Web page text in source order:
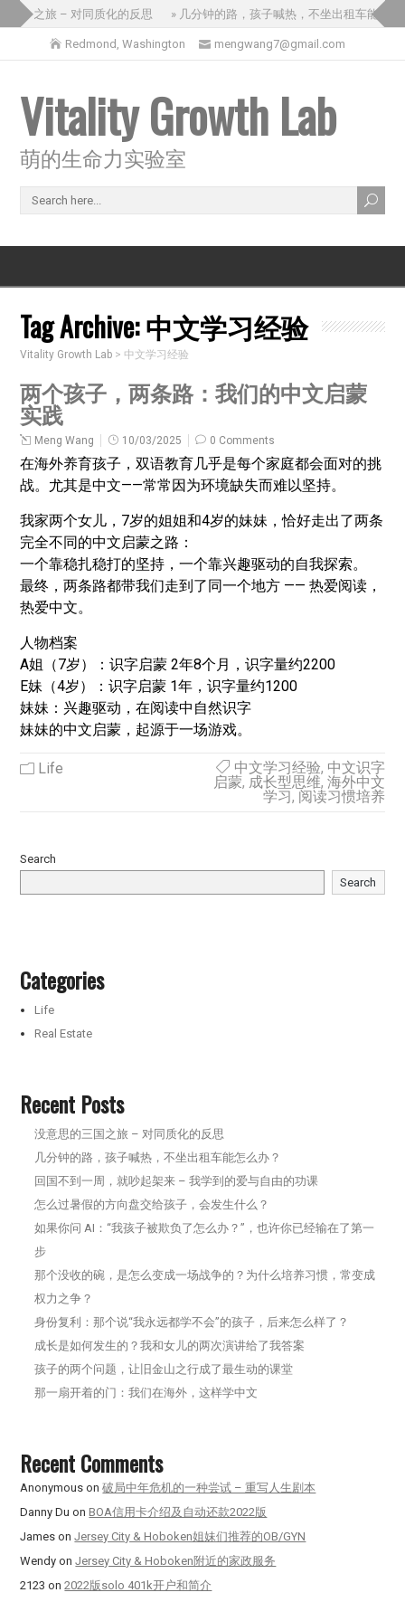
三国之旅 – 对同质化的反思 » 几分钟的路，孩子喊热，不坐出租车能怎么
Redmond, Washington mengwang7@gmail.com
Vitality Growth Lab
萌的生命力实验室
Tag Archive:中文学习经验
Vitality Growth Lab > 中文学习经验
两个孩子，两条路：我们的中文启蒙
实践
Meng Wang 10/03/2025 0 Comments
在海外养育孩子，双语教育几乎是每个家庭都会面对的挑
战。尤其是中文——常常因为环境缺失而难以坚持。
我家两个女儿，7岁的姐姐和4岁的妹妹，恰好走出了两条
完全不同的中文启蒙之路：
一个靠稳扎稳打的坚持，一个靠兴趣驱动的自我探索。
最终，两条路都带我们走到了同一个地方 —— 热爱阅读，
热爱中文。
人物档案
A姐（7岁）：识字启蒙 2年8个月，识字量约2200
E妹（4岁）：识字启蒙 1年，识字量约1200
妹妹：兴趣驱动，在阅读中自然识字
妹妹的中文启蒙，起源于一场游戏。
Life 中文学习经验, 中文识字
启蒙, 成长型思维, 海外中文
学习, 阅读习惯培养
Search
Search
Categories
Life
Real Estate
Recent Posts
没意思的三国之旅 – 对同质化的反思
几分钟的路，孩子喊热，不坐出租车能怎么办？
回国不到一周，就吵起架来 – 我学到的爱与自由的功课
怎么过暑假的方向盘交给孩子，会发生什么？
如果你问 AI：“我孩子被欺负了怎么办？”，也许你已经输在了第一
步
那个没收的碗，是怎么变成一场战争的？为什么培养习惯，常变成
权力之争？
身份复利：那个说“我永远都学不会”的孩子，后来怎么样了？
成长是如何发生的？我和女儿的两次演讲给了我答案
孩子的两个问题，让旧金山之行成了最生动的课堂
那一扇开着的门：我们在海外，这样学中文
Recent Comments
Anonymous on破局中年危机的一种尝试 – 重写人生剧本
Danny Du onBOA信用卡介绍及自动还款2022版
James onJersey City & Hoboken姐妹们推荐的OB/GYN
Wendy onJersey City & Hoboken附近的家政服务
2123 on2022版solo 401k开户和简介